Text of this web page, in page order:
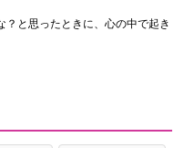
？と思ったときに、心の中で起き